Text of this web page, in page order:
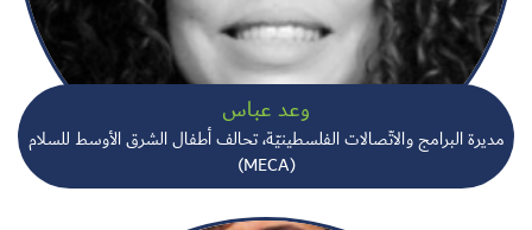
وعد عباس
مديرة البرامج والاتّصالات الفلسطينيّة، تحالف أطفال الشرق الأوسط للسلام
(MECA)